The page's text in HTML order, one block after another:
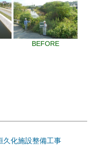
BEFORE
久化施設整備工事